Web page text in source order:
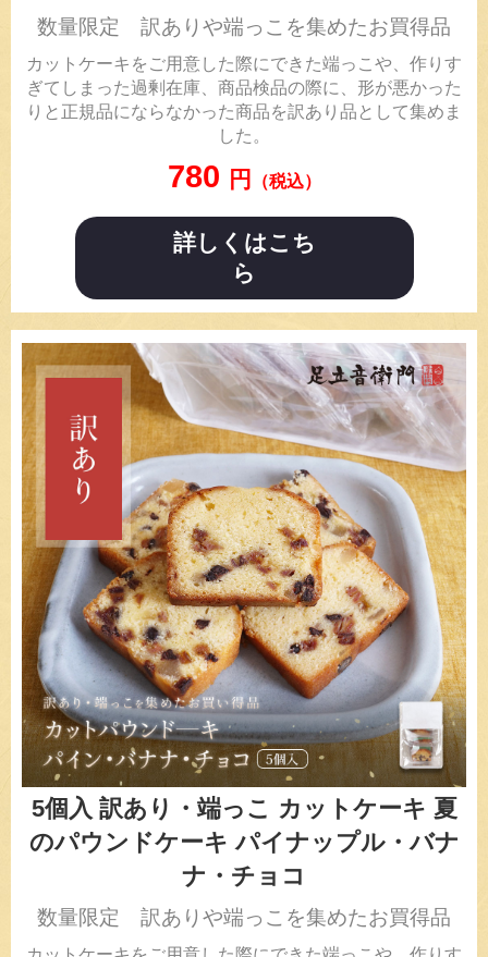
数量限定 訳ありや端っこを集めたお買得品
カットケーキをご用意した際にできた端っこや、作りす
ぎてしまった過剰在庫、商品検品の際に、形が悪かった
りと正規品にならなかった商品を訳あり品として集めま
した。
780 円 （税込）
詳しくはこち
ら
5個入 訳あり・端っこ カットケーキ 夏
のパウンドケーキ パイナップル・バナ
ナ・チョコ
数量限定 訳ありや端っこを集めたお買得品